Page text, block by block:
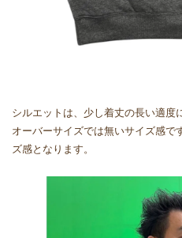
シルエットは、少し着丈の長い適度
オーバーサイズでは無いサイズ感で
ズ感となります。